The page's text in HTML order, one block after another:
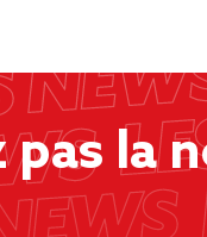
pas la